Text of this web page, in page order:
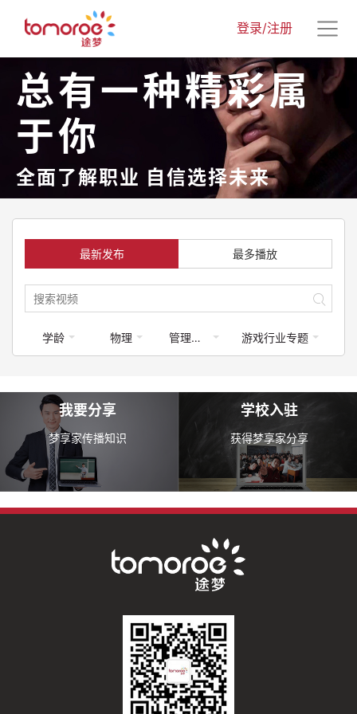
登录/注册
总有一种精彩属
于你
全面了解职业 自信选择未来
最新发布 最多播放
学龄 物理 管理学-政府部门 游戏行业专题
我要分享
梦享家传播知识
学校入驻
获得梦享家分享